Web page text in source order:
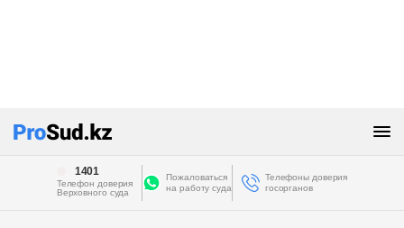
1401
Телефон доверия
Верховного суда
Пожаловаться
на работу суда
Телефоны доверия
госорганов